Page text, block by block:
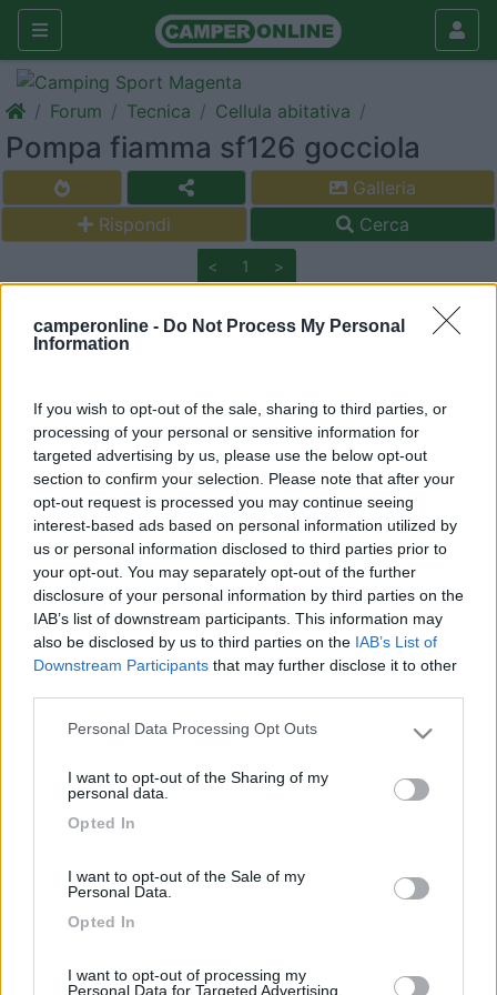
camperonline - Do Not Process My Personal
Information
If you wish to opt-out of the sale, sharing to third parties, or
processing of your personal or sensitive information for
targeted advertising by us, please use the below opt-out
section to confirm your selection. Please note that after your
opt-out request is processed you may continue seeing
interest-based ads based on personal information utilized by
us or personal information disclosed to third parties prior to
your opt-out. You may separately opt-out of the further
disclosure of your personal information by third parties on the
IAB’s list of downstream participants. This information may
also be disclosed by us to third parties on the IAB’s List of
Downstream Participants that may further disclose it to other
Please note that this website/app uses one or more Google
not limited to your visit or usage behaviour. You may click to
use your data for below specified purposes in below Google
Personal Data Processing Opt Outs
I want to opt-out of the Sharing of my
personal data.
Opted In
I want to opt-out of the Sale of my
Personal Data.
Opted In
I want to opt-out of processing my
Personal Data for Targeted Advertising.
Forum Tecnica Cellula abitativa
Pompa fiamma sf126 gocciola
Galleria
Rispondi
Cerca
< 1 >
1067
cercare di capire il modo migliore di affrontare questo
problema.
Cerco di darvi tutte le notizie possibili:
la pompa è una fiamma sf126 pro che gocciola dal pressostato
ma funziona lo stesso come prima.
Non so se è collegato a questo evento ma ieri
contemporaneamente alla perdita (1goccia ogni 10secondi
circa e solamente quando è accesa) è morto completamente il
wc(schiacciando il pulsante...morto completo
Domande:
Secondo voi basta sostituire il pressostato o la perdita può
pressostato e lo fa gocciare?
Accetto vostri consigli perché così sabato che vado nel camper